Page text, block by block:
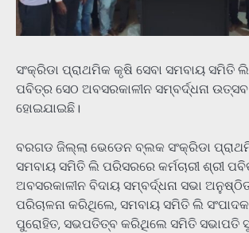
ସଂକ୍ରିଡା ପ୍ରାଥମିକ କୃଷି ସେବା ସମବାୟ ସମିତି ଲି
ପବିତ୍ର ସେଠ ଅବସରକାଳୀନ ସମ୍ବର୍ଦ୍ଧନା
ହୋଇଯାଇଛି।
ବରଗଡ ଜିଲ୍ଲା ଭେଡେନ ବ୍ଲକ ସଂକ୍ରିଡା
ସମବାୟ ସମିତି ଲି ପରିସରରେ କର୍ମଚାରୀ ଶ୍ରୀ
ଅବସରକାଳୀନ ବିଦାୟ ସମ୍ବର୍ଦ୍ଧନା ସଭା
ପରିଚାଳନା କରିଥିଲେ, ସମବାୟ ସମିତି ଲି
ପୁରୋହିତ, ସଭପତିତ୍ବ କରିଥିଲେ ସମିତି ସଭାପତି